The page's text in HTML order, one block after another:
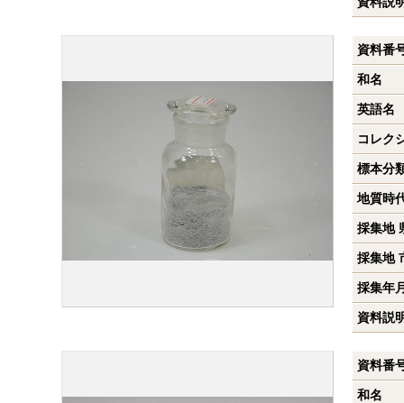
資料番
和名
英語名
コレク
標本分
地質時
採集地
採集地
採集年
資料説
資料番
和名